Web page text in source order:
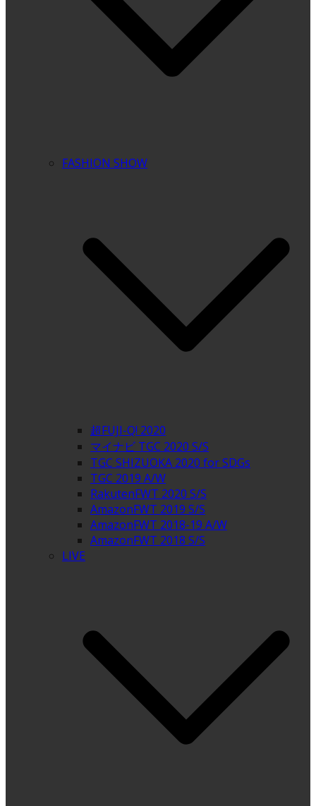
FASHION SHOW
超FUJI-Q! 2020
マイナビ TGC 2020 S/S
TGC SHIZUOKA 2020 for SDGs
TGC 2019 A/W
RakutenFWT 2020 S/S
AmazonFWT 2019 S/S
AmazonFWT 2018-19 A/W
AmazonFWT 2018 S/S
LIVE